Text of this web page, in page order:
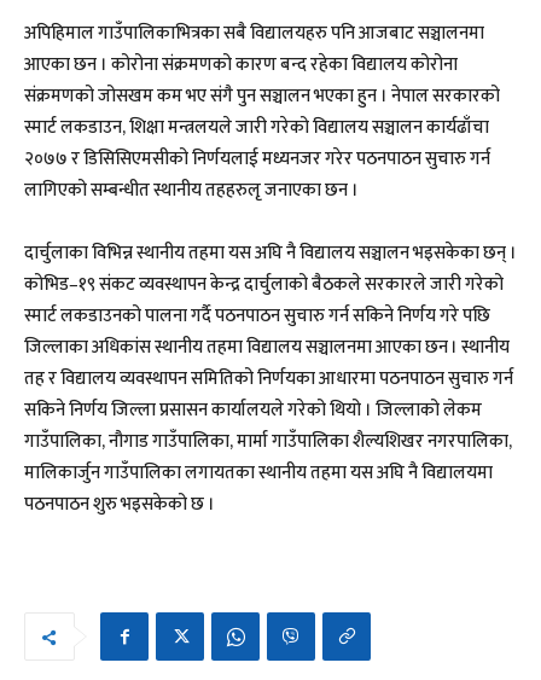
अपिहिमाल गाउँपालिकाभित्रका सबै विद्यालयहरु पनि आजबाट सञ्चालनमा
आएका छन । कोरोना संक्रमणको कारण बन्द रहेका विद्यालय कोरोना
संक्रमणको जोसखम कम भए संगै पुन सञ्चालन भएका हुन । नेपाल सरकारको
स्मार्ट लकडाउन, शिक्षा मन्त्रलयले जारी गरेको विद्यालय सञ्चालन कार्यढाँचा
२०७७ र डिसिसिएमसीको निर्णयलाई मध्यनजर गरेर पठनपाठन सुचारु गर्न
लागिएको सम्बन्धीत स्थानीय तहहरुलृ जनाएका छन ।
दार्चुलाका विभिन्न स्थानीय तहमा यस अघि नै विद्यालय सञ्चालन भइसकेका छन् ।
कोभिड–१९ संकट व्यवस्थापन केन्द्र दार्चुलाको बैठकले सरकारले जारी गरेको
स्मार्ट लकडाउनको पालना गर्दै पठनपाठन सुचारु गर्न सकिने निर्णय गरे पछि
जिल्लाका अधिकांस स्थानीय तहमा विद्यालय सञ्चालनमा आएका छन । स्थानीय
तह र विद्यालय व्यवस्थापन समितिको निर्णयका आधारमा पठनपाठन सुचारु गर्न
सकिने निर्णय जिल्ला प्रसासन कार्यालयले गरेको थियो । जिल्लाको लेकम
गाउँपालिका, नौगाड गाउँपालिका, मार्मा गाउँपालिका शैल्यशिखर नगरपालिका,
मालिकार्जुन गाउँपालिका लगायतका स्थानीय तहमा यस अघि नै विद्यालयमा
पठनपाठन शुरु भइसकेको छ ।